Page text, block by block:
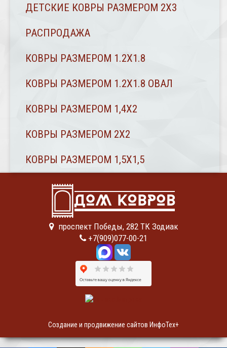
ДЕТСКИЕ КОВРЫ РАЗМЕРОМ 2Х3
РАСПРОДАЖА
КОВРЫ РАЗМЕРОМ 1.2Х1.8
КОВРЫ РАЗМЕРОМ 1.2Х1.8 ОВАЛ
КОВРЫ РАЗМЕРОМ 1,4Х2
КОВРЫ РАЗМЕРОМ 2Х2
КОВРЫ РАЗМЕРОМ 1,5Х1,5
проспект Победы, 282 ТК Зодиак
+7(909)077-00-21
Создание и продвижение сайтов ИнфоТех+